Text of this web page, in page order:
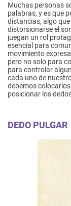
Muchas personas
palabras, y es que
distancias, algo
distorsionarse el
juegan un rol
esencial para
movimiento
pero no solo para
para controlar
cada uno de
debemos
posicionar los
DEDO PULGAR